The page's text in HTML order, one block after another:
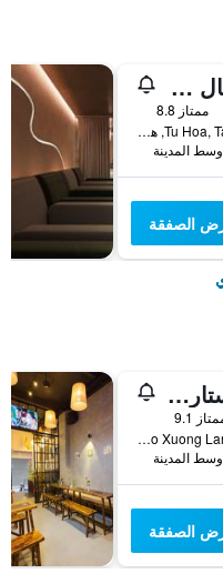
إنتركونتننتال هانوي يستليك
ممتاز 8.8
05 Tu Hoa, Tay Ho Ward, هانوي, فيتنام
الصفقة
سبلنديد ستار جراند هوتل آند سبا
9.1
No. 14 Tho Xuong Lane, Au Trieu str, هانوي, فيتنام
الصفقة